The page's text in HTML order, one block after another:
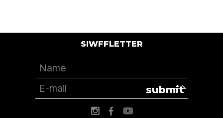
SIWFFLETTER
submit